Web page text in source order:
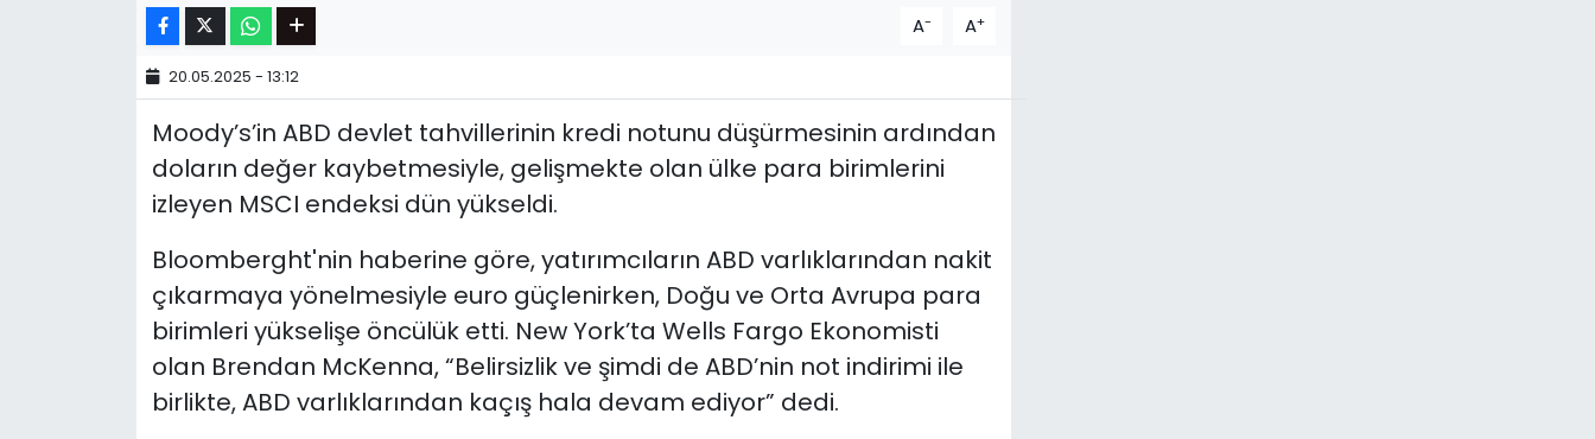
A- A+
20.05.2025 - 13:12
Moody’s’in ABD devlet tahvillerinin kredi notunu düşürmesinin ardından
doların değer kaybetmesiyle, gelişmekte olan ülke para birimlerini
izleyen MSCI endeksi dün yükseldi.
Bloomberght'nin haberine göre, yatırımcıların ABD varlıklarından nakit
çıkarmaya yönelmesiyle euro güçlenirken, Doğu ve Orta Avrupa para
birimleri yükselişe öncülük etti. New York’ta Wells Fargo Ekonomisti
olan Brendan McKenna, “Belirsizlik ve şimdi de ABD’nin not indirimi ile
birlikte, ABD varlıklarından kaçış hala devam ediyor” dedi.